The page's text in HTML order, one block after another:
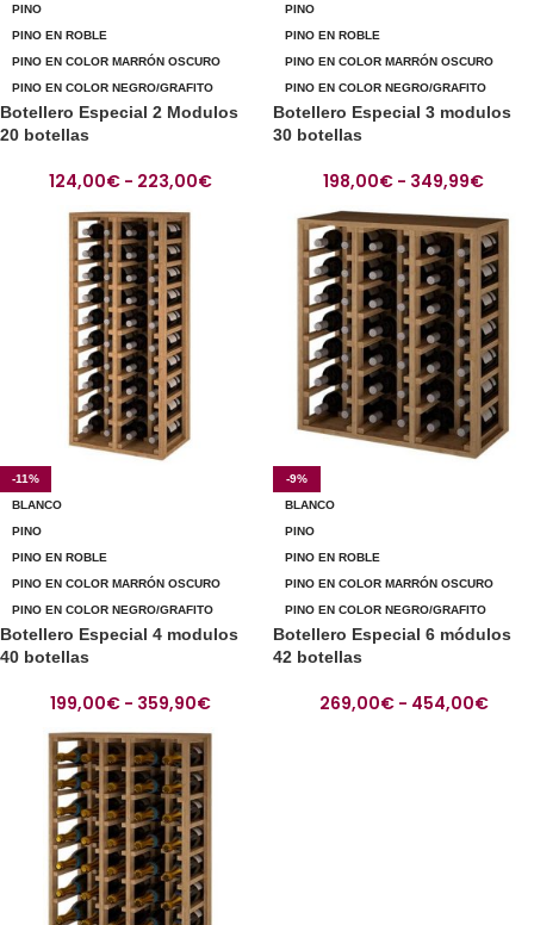
PINO
PINO EN ROBLE
PINO EN COLOR MARRÓN OSCURO
PINO EN COLOR NEGRO/GRAFITO
Botellero Especial 2 Modulos
20 botellas
124,00€ - 223,00€
PINO
PINO EN ROBLE
PINO EN COLOR MARRÓN OSCURO
PINO EN COLOR NEGRO/GRAFITO
Botellero Especial 3 modulos
30 botellas
198,00€ - 349,99€
-11%
BLANCO
PINO
PINO EN ROBLE
PINO EN COLOR MARRÓN OSCURO
PINO EN COLOR NEGRO/GRAFITO
Botellero Especial 4 modulos
40 botellas
199,00€ - 359,90€
-9%
BLANCO
PINO
PINO EN ROBLE
PINO EN COLOR MARRÓN OSCURO
PINO EN COLOR NEGRO/GRAFITO
Botellero Especial 6 módulos
42 botellas
269,00€ - 454,00€